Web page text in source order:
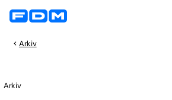
Arkiv
Arkiv